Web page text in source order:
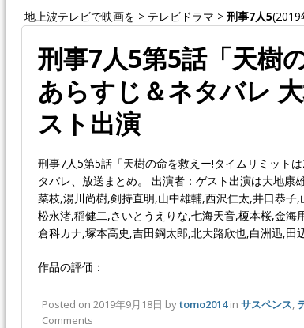
地上波テレビで映画を > テレビドラマ > 刑事7人5(2019
刑事7人5第5話「天樹
あらすじ＆ネタバレ
スト出演
刑事7人5第5話「天樹の命を救えー!タイムリミット
タバレ、放送まとめ。 出演者：ゲスト出演は大地康
菜枝,湯川尚樹,剣持直明,山中雄輔,西沢仁太,井口恭子
松永渚,稲健二,さいとうえりな,七海天音,榎本桜,金海
倉科カナ,塚本高史,吉田鋼太郎,北大路欣也,白洲迅,田
作品の評価：
Posted on 2019年9月18日 bytomo2014in サスペンス,
Comments